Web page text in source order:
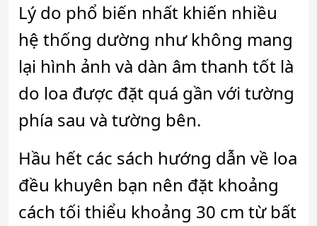
Lý do phổ biến nhất khiến nhiều
hệ thống dường như không mang
lại hình ảnh và dàn âm thanh tốt là
do loa được đặt quá gần với tường
phía sau và tường bên.
Hầu hết các sách hướng dẫn về loa
đều khuyên bạn nên đặt khoảng
cách tối thiểu khoảng 30 cm từ bất